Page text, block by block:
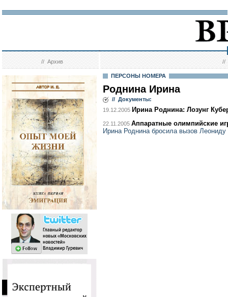
//Архив //
ПЕРСОНЫ НОМЕРА
Роднина Ирина
// Документы:
19.12.2005 Ирина Роднина: Лозунг
22.11.2005 Аппаратные олимпийские
Ирина Роднина бросила вызов Леониду